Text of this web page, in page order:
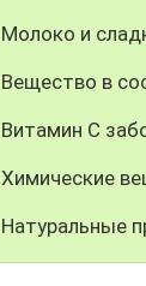
Молоко и
Вещество в
Витамин С
Химические
Натуральные